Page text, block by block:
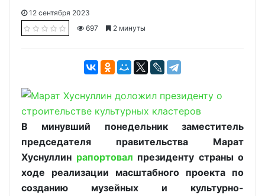
12 сентября 2023
697
2 минуты
В минувший понедельник заместитель
председателя правительства Марат
Хуснуллин рапортовал президенту страны о
ходе реализации масштабного проекта по
созданию музейных и культурно-